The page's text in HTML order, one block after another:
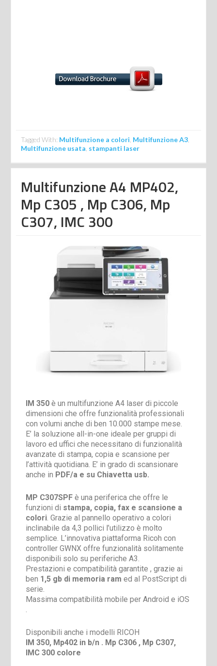
Tagged With: Multifunzione a colori Multifunzione A3
Multifunzione usata stampanti laser
Multifunzione A4 MP402,
Mp C305 , Mp C306, Mp
C307, IMC 300
IM 350è un multifunzione A4 laser di piccole
dimensioni che offre funzionalità professionali
con volumi anche di ben 10.000 stampe mese.
E’ la soluzione all-in-one ideale per gruppi di
lavoro ed uffici che necessitano di funzionalità
avanzate di stampa, copia e scansione per
l’attività quotidiana. E’ in grado di scansionare
anche in PDF/a e su Chiavetta usb.
MP C307SPF è una periferica che offre le
funzioni di stampa, copia, fax e scansione a
colori. Grazie al pannello operativo a colori
inclinabile da 4,3 pollici l’utilizzo è molto
semplice. L’innovativa piattaforma Ricoh con
controller GWNX offre funzionalità solitamente
disponibili solo su periferiche A3.
Prestazioni e compatibilità garantite , grazie ai
ben 1,5 gb di memoria ram ed al PostScript di
serie.
Massima compatibilità mobile per Android e iOS
.
Disponibili anche i modelli RICOH
IM 350, Mp402 in b/n . Mp C306 , Mp C307,
IMC 300 colore